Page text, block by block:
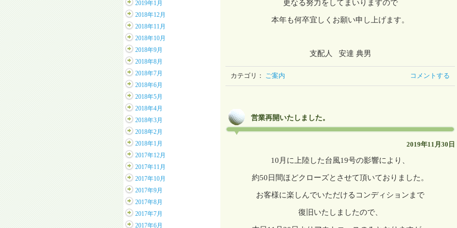
更なる努力をしてまいりますので
本年も何卒宜しくお願い申し上げます。
支配人 安達 典男
コメントする
カテゴリ： ご案内
営業再開いたしました。
2019年11月30日
10月に上陸した台風19号の影響により、
約50日間ほどクローズとさせて頂いておりました。
お客様に楽しんでいただけるコンディションまで
復旧いたしましたので、
2019年1月
2018年12月
2018年11月
2018年10月
2018年9月
2018年8月
2018年7月
2018年6月
2018年5月
2018年4月
2018年3月
2018年2月
2018年1月
2017年12月
2017年11月
2017年10月
2017年9月
2017年8月
2017年7月
2017年6月